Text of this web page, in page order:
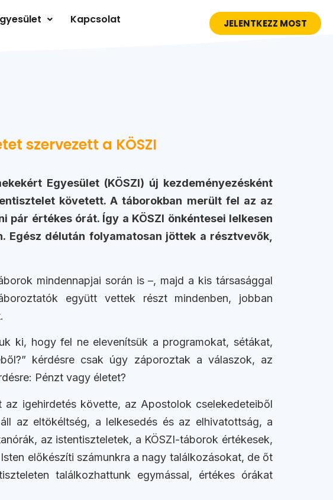
Kapcsolat JELENTKEZZ MOST
szervezett a KÖSZI
Egyesület (KÖSZI) új kezdeményezésként
követett. A táborokban merült fel az az
értékes órát. Így a KÖSZI önkéntesei lelkesen
Egész délután folyamatosan jöttek a résztvevők,
mindennapjai során is –, majd a kis társasággal
együtt vettek részt mindenben, jobban
ki, hogy fel ne elevenítsük a programokat, sétákat,
kérdésre csak úgy záporoztak a válaszok, az
Pénzt vagy életet?
igehirdetés követte, az Apostolok cselekedeteiből
az eltökéltség, a lelkesedés és az elhivatottság, a
az istentiszteletek, a KÖSZI-táborok értékesek,
előkészíti számunkra a nagy találkozásokat, de őt
találkozhattunk egymással, értékes órákat